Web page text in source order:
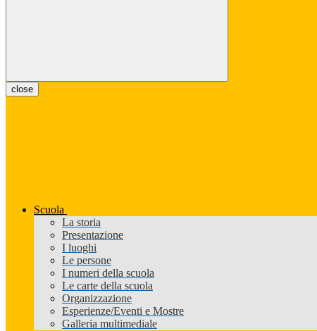
close
Scuola
La storia
Presentazione
I luoghi
Le persone
I numeri della scuola
Le carte della scuola
Organizzazione
Esperienze/Eventi e Mostre
Galleria multimediale